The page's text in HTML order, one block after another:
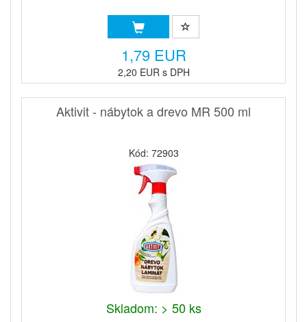
1,79 EUR
2,20 EUR s DPH
Aktivit - nábytok a drevo MR 500 ml
Kód: 72903
Skladom: > 50 ks